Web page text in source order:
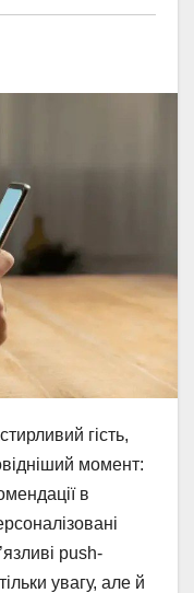
гість,
момент:
в
push-
увагу, але й